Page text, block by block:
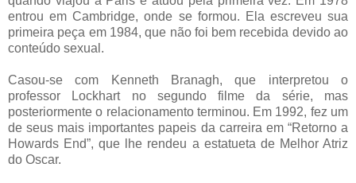
entrou em Cambridge, onde se formou. Ela escreveu sua
primeira peça em 1984, que não foi bem recebida devido ao
conteúdo sexual.
Casou-se com Kenneth Branagh, que interpretou o
professor Lockhart no segundo filme da série, mas
posteriormente o relacionamento terminou. Em 1992, fez um
de seus mais importantes papeis da carreira em “Retorno a
Howards End”, que lhe rendeu a estatueta de Melhor Atriz
do Oscar.